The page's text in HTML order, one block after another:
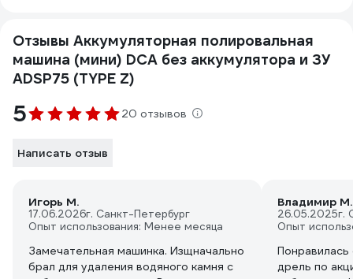
Отзывы Аккумуляторная полировальная
машина (мини) DCA без аккумулятора и ЗУ
ADSP75 (TYPE Z)
5 20 отзывов
Написать отзыв
Игорь М.
17.06.2026г. Санкт-Петербург
Опыт использования: Менее месяца
Замечательная машинка. Изщначально
брал для удаления водяного камня с
Владимир М.
26.05.2025г.
Опыт
дрель по